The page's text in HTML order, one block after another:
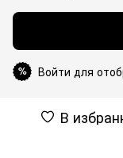
% Войти для
В